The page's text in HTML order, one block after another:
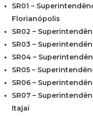
SR01 –
Florianópolis
SR02 –
SR03 –
SR04 –
SR05 –
SR06 –
SR07 –
Itajaí